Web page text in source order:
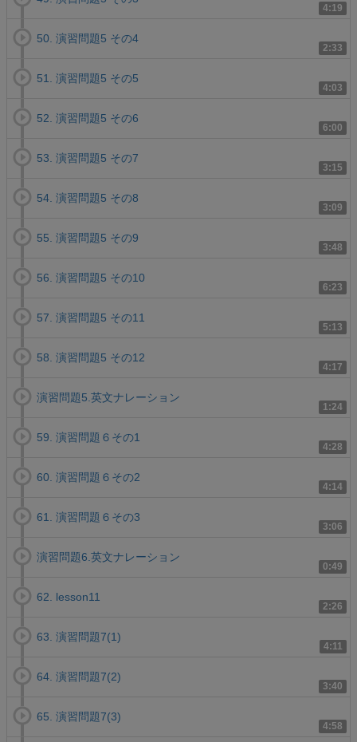
4:19
2:33
50. 演習問題5 その4
4:03
51. 演習問題5 その5
6:00
52. 演習問題5 その6
3:15
53. 演習問題5 その7
3:09
54. 演習問題5 その8
3:48
55. 演習問題5 その9
6:23
56. 演習問題5 その10
5:13
57. 演習問題5 その11
4:17
58. 演習問題5 その12
1:24
演習問題5.英文ナレーション
4:28
59. 演習問題６その1
4:14
60. 演習問題６その2
3:06
61. 演習問題６その3
0:49
演習問題6.英文ナレーション
2:26
62. lesson11
4:11
63. 演習問題7(1)
3:40
64. 演習問題7(2)
4:58
65. 演習問題7(3)